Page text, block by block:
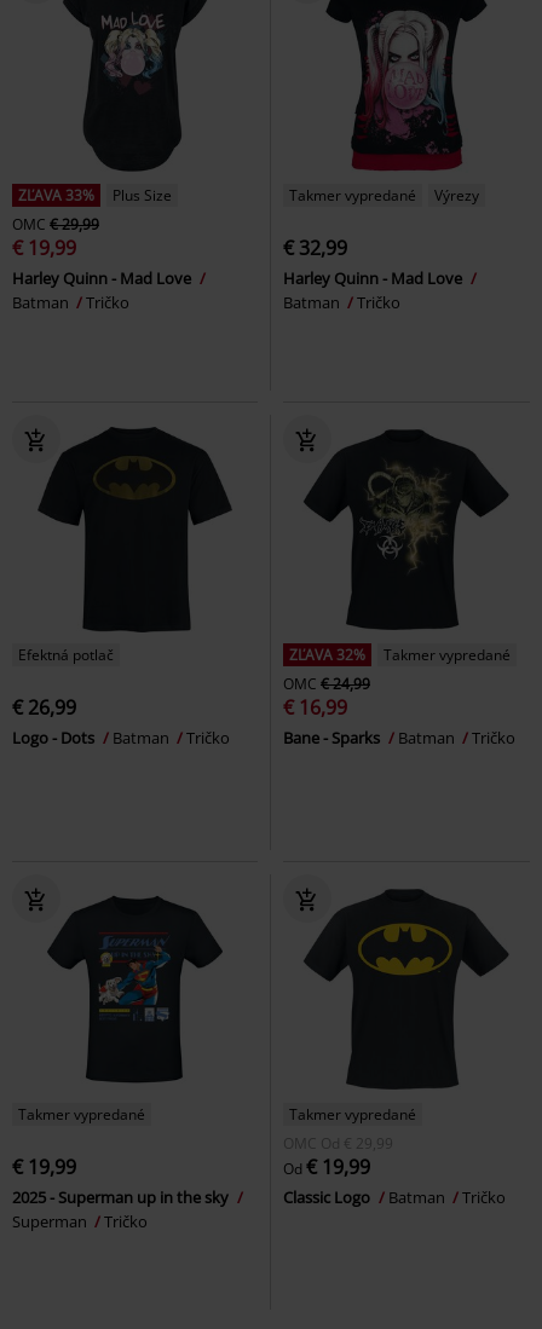
ZĽAVA 33%
Plus Size
OMC € 29,99
€ 19,99
Harley Quinn - Mad Love
Batman
Tričko
Takmer vypredané Výrezy
€ 32,99
Harley Quinn - Mad Love
Batman
Tričko
Efektná potlač
€ 26,99
Logo - Dots Batman Tričko
ZĽAVA 32%
Takmer vypredané
OMC € 24,99
€ 16,99
Bane - Sparks Batman Tričko
Takmer vypredané
€ 19,99
2025 - Superman up in the sky
Superman
Tričko
Takmer vypredané
OMC Od € 29,99
Od € 19,99
Classic Logo Batman Tričko